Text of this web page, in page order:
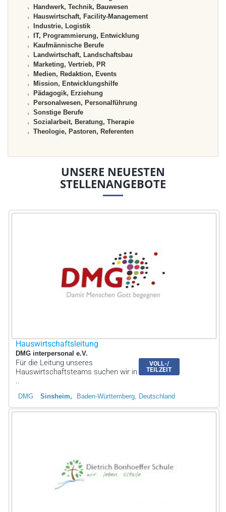
Handwerk, Technik, Bauwesen
Hauswirtschaft, Facility-Management
Industrie, Logistik
IT, Programmierung, Entwicklung
Kaufmännische Berufe
Landwirtschaft, Landschaftsbau
Marketing, Vertrieb, PR
Medien, Redaktion, Events
Mission, Entwicklungshilfe
Pädagogik, Erziehung
Personalwesen, Personalführung
Sonstige Berufe
Sozialarbeit, Beratung, Therapie
Theologie, Pastoren, Referenten
UNSERE NEUESTEN
STELLENANGEBOTE
Hauswirtschaftsleitung
DMG interpersonal e.V.
VOLL-/
TEILZEIT
Für die Leitung unseres
Hauswirtschaftsteams suchen wir in
..
DMG Sinsheim Baden-Württemberg, Deutschland